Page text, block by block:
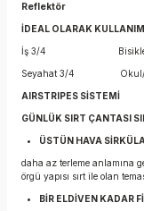
Reflektör
İDEAL OLARAK
İş 3/4 Bisiklet
Seyahat 3/4 Okul/
AIRSTRIPES SİSTEMİ
GÜNLÜK SIRT ÇANTASI
ÜSTÜN HAVA
daha az terleme anlamına
örgü yapısı sırt ile olan
BİR ELDİVEN KADAR